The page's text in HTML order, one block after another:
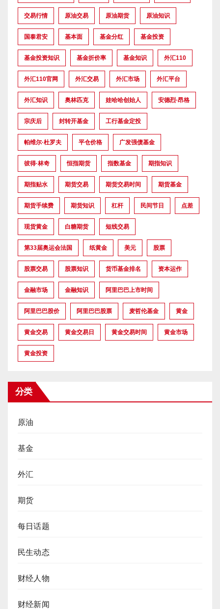
交易行情 原油交易 原油期货 原油知识
国泰君安 基本面 基金分红 基金投资
基金投资知识 基金折价率 基金知识 外汇110
外汇110官网 外汇交易 外汇市场 外汇平台
外汇知识 奥林匹克 娃哈哈创始人 安德烈·昂格
宗庆后 封转开基金 工行基金定投
帕维尔·杜罗夫 平仓价格 广发强债基金
彼得·林奇 恒指期货 指数基金 期指知识
期指贴水 期货交易 期货交易时间 期货基金
期货手续费 期货知识 杠杆 民间节日 点差
现货黄金 白糖期货 短线交易
第33届奥运会法国 纸黄金 美元 股票
股票交易 股票知识 货币基金排名 资本运作
金融市场 金融知识 阿里巴巴上市时间
阿里巴巴股价 阿里巴巴股票 麦哲伦基金 黄金
黄金交易 黄金交易日 黄金交易时间 黄金市场
黄金投资
分类
原油
基金
外汇
期货
每日话题
民生动态
财经人物
财经新闻